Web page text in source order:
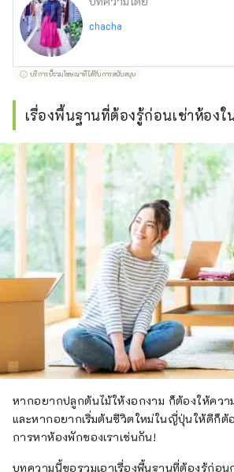
chacha
บริการนี้รวมโฆษณาที่ได้รับการสนับสนุน
เรื่องพื้นฐานที่ต้องรู้ก่อนเช่าห้อง
หากอยากปลูกต้นไม้ให้งอกงาม ก็ต้องให้คว
และหากอยากเริ่มต้นชีวิตใหม่ในญี่ปุ่นให้ดีก็
การหาห้องพักของเราเช่นกัน!
บทความนี้ขอรวมเอาเรื่องพื้นฐานที่ต้องรู้ก่อน